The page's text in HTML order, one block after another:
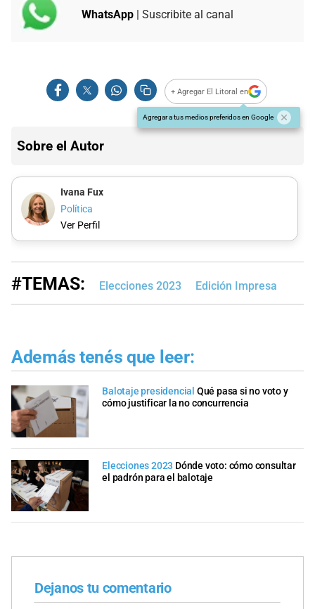
WhatsApp | Suscribite al canal
+ Agregar El Litoral en
Agregar a tus medios preferidos en Google
Sobre el Autor
Ivana Fux
Política
Ver Perfil
#TEMAS: Elecciones 2023 Edición Impresa
Además tenés que leer:
Balotaje presidencial Qué pasa si no voto y
cómo justificar la no concurrencia
Elecciones 2023 Dónde voto: cómo consultar
el padrón para el balotaje
Dejanos tu comentario